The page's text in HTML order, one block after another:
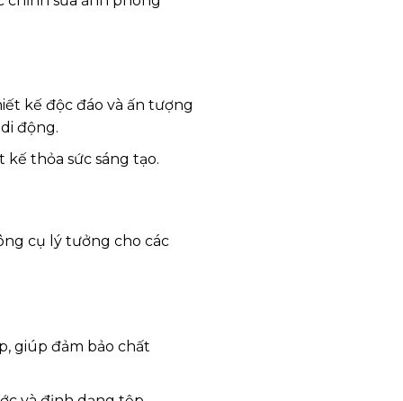
kế độc đáo và ấn tượng
động.
thỏa sức sáng tạo.
cụ lý tưởng cho các
giúp đảm bảo chất